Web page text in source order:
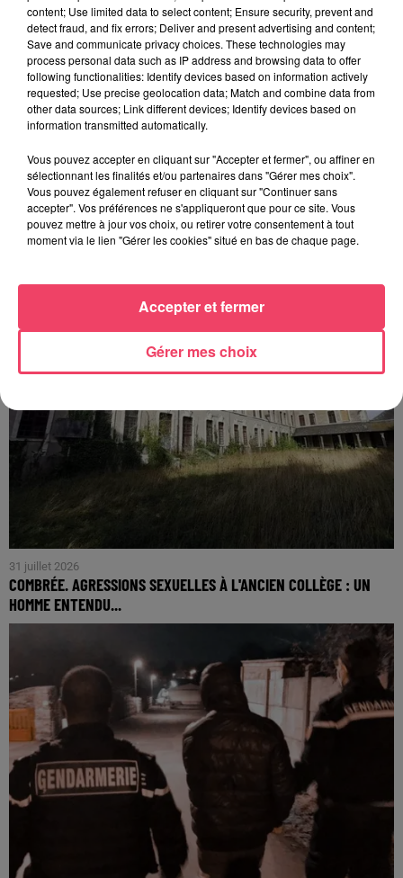
1er août 2026
PODCAST : L’HIPPODROME DE ROCHEFORT-SUR-LOIRE PRÊT À
RETROUVER SON...
31 juillet 2026
COMBRÉE. AGRESSIONS SEXUELLES À L'ANCIEN COLLÈGE : UN
HOMME ENTENDU...
content; Use limited data to select content; Ensure security, prevent and
detect fraud, and fix errors; Deliver and present advertising and content;
Save and communicate privacy choices. These technologies may
process personal data such as IP address and browsing data to offer
following functionalities: Identify devices based on information actively
requested; Use precise geolocation data; Match and combine data from
other data sources; Link different devices; Identify devices based on
information transmitted automatically.
Vous pouvez accepter en cliquant sur "Accepter et fermer", ou affiner en
sélectionnant les finalités et/ou partenaires dans "Gérer mes choix".
Vous pouvez également refuser en cliquant sur "Continuer sans
accepter". Vos préférences ne s'appliqueront que pour ce site. Vous
pouvez mettre à jour vos choix, ou retirer votre consentement à tout
moment via le lien "Gérer les cookies" situé en bas de chaque page.
Gérer mes choix
Accepter et fermer